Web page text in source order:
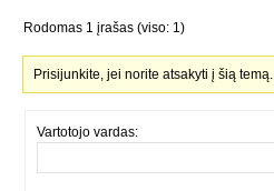
Rodomas 1 įrašas (viso: 1)
Prisijunkite, jei norite atsakyti į šią temą.
Vartotojo vardas: